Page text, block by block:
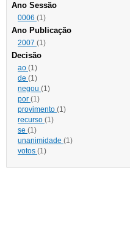
Ano Sessão
0006 (1)
Ano Publicação
2007 (1)
Decisão
ao (1)
de (1)
negou (1)
por (1)
provimento (1)
recurso (1)
se (1)
unanimidade (1)
votos (1)